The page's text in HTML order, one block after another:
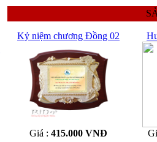
Kỷ niệm chương Đồng 02
Giá : 415.000 VNĐ